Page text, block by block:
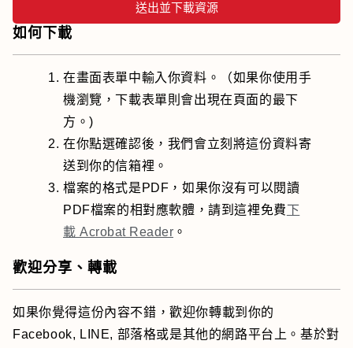
送出並下載資源
如何下載
在畫面表單中輸入你資料。（如果你使用手
機瀏覽，下載表單則會出現在頁面的最下
方。)
在你點選確認後，我們會立刻將這份資料寄
送到你的信箱裡。
檔案的格式是PDF，如果你沒有可以閱讀
PDF檔案的相對應軟體，請到這裡免費下
載 Acrobat Reader 。
歡迎分享、轉載
如果你覺得這份內容不錯，歡迎你轉載到你的
Facebook, LINE, 部落格或是其他的網路平台上。基於對